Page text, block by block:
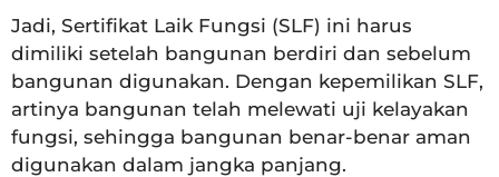
Jadi, Sertifikat Laik Fungsi (SLF) ini harus
dimiliki setelah bangunan berdiri dan sebelum
bangunan digunakan. Dengan kepemilikan SLF,
artinya bangunan telah melewati uji kelayakan
fungsi, sehingga bangunan benar-benar aman
digunakan dalam jangka panjang.